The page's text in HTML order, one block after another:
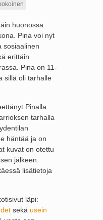
huonossa
Pina voi nyt
sosiaalinen
erittäin
Pina on 11-
sillä oli tarhalle
Pinalla
tarhalla
häntää ja on
kuvat on otettu
jälkeen.
lisätietoja
läpi:
sekä usein